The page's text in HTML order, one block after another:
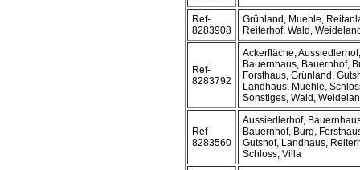
Ref-
8283908
Grünland, Muehle,
Reiterhof, Wald,
Ref-
8283792
Ackerfläche, Aussiedlerhof,
Bauernhaus, Bauernhof,
Forsthaus, Grünland,
Landhaus, Muehle,
Sonstiges, Wald,
Ref-
8283560
Aussiedlerhof,
Bauernhof, Burg,
Gutshof, Landhaus,
Schloss, Villa